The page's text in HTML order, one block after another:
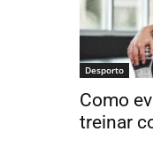
Desporto
Como
treinar